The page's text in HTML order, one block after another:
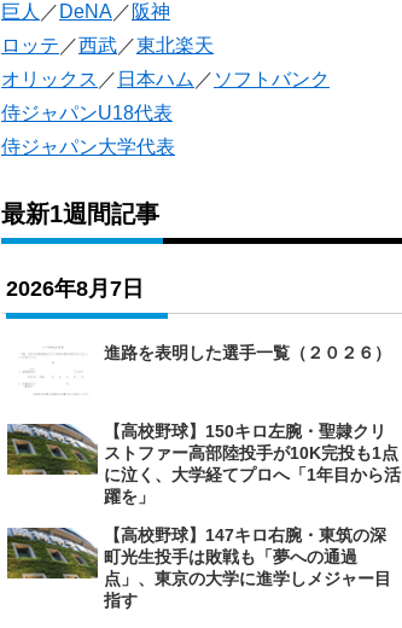
巨人 ／ DeNA ／ 阪神
ロッテ ／西武 ／東北楽天
オリックス ／ 日本ハム ／ ソフトバンク
侍ジャパンU18代表
侍ジャパン大学代表
最新1週間記事
2026年8月7日
進路を表明した選手一覧（２０２６）
【高校野球】150キロ左腕・聖隷クリ
ストファー高部陸投手が10K完投も1点
に泣く、大学経てプロへ「1年目から活
躍を」
【高校野球】147キロ右腕・東筑の深
町光生投手は敗戦も「夢への通過
点」、東京の大学に進学しメジャー目
指す